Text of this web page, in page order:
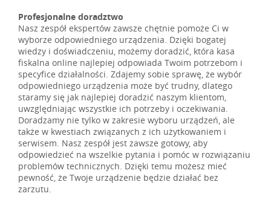
Profesjonalne doradztwo
Nasz zespół ekspertów zawsze chętnie pomoże Ci w
wyborze odpowiedniego urządzenia. Dzięki bogatej
wiedzy i doświadczeniu, możemy doradzić, która kasa
fiskalna online najlepiej odpowiada Twoim potrzebom i
specyfice działalności. Zdajemy sobie sprawę, że wybór
odpowiedniego urządzenia może być trudny, dlatego
staramy się jak najlepiej doradzić naszym klientom,
uwzględniając wszystkie ich potrzeby i oczekiwania.
Doradzamy nie tylko w zakresie wyboru urządzeń, ale
także w kwestiach związanych z ich użytkowaniem i
serwisem. Nasz zespół jest zawsze gotowy, aby
odpowiedzieć na wszelkie pytania i pomóc w rozwiązaniu
problemów technicznych. Dzięki temu możesz mieć
pewność, że Twoje urządzenie będzie działać bez
zarzutu.